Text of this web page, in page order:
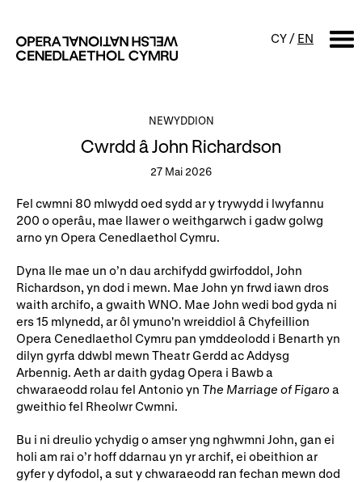
CY / EN
Cynyrchiadau
sgyrsiau
Digwyddiadau i'r teulu
Perfformiad Hygyrch
Amdanom ni
Ein hanes
Gyrfaoedd WNO
Darganfod opera
Digwyddiadau a Phrofiadau
NEWYDDION
Cwrdd â John Richardson
27 Mai 2026
Fel cwmni 80 mlwydd oed sydd ar y trywydd i lwyfannu
200 o operâu, mae llawer o weithgarwch i gadw golwg
arno yn Opera Cenedlaethol Cymru.
Dyna lle mae un o’n dau archifydd gwirfoddol, John
Richardson, yn dod i mewn. Mae John yn frwd iawn dros
waith archifo, a gwaith WNO. Mae John wedi bod gyda ni
ers 15 mlynedd, ar ôl ymuno'n wreiddiol â Chyfeillion
Opera Cenedlaethol Cymru pan ymddeolodd i Benarth yn
dilyn gyrfa ddwbl mewn Theatr Gerdd ac Addysg
Arbennig. Aeth ar daith gydag Opera i Bawb a
chwaraeodd rolau fel Antonio yn The Marriage of Figaroa
gweithio fel Rheolwr Cwmni.
Bu i ni dreulio ychydig o amser yng nghwmni John, gan ei
holi am rai o’r hoff ddarnau yn yr archif, ei obeithion ar
gyfer y dyfodol, a sut y chwaraeodd ran fechan mewn dod